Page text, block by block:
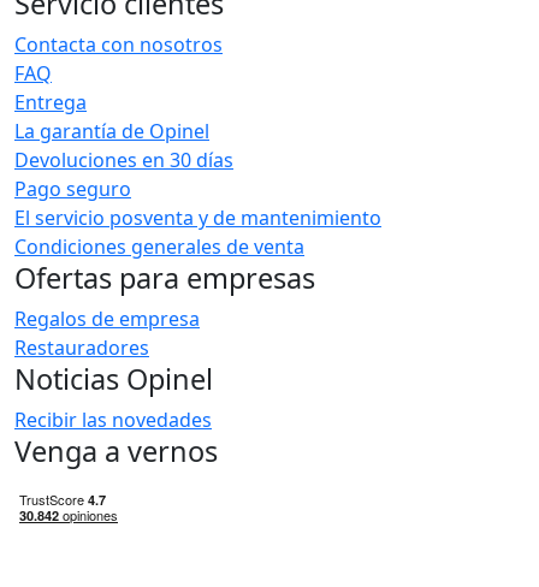
Contacta con nosotros
FAQ
Entrega
La garantía de Opinel
Devoluciones en 30 días
Pago seguro
El servicio posventa y de mantenimiento
Condiciones generales de venta
Ofertas para empresas
Regalos de empresa
Restauradores
Noticias Opinel
Recibir las novedades
Venga a vernos